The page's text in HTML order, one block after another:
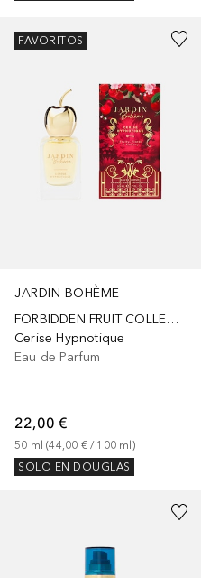
JARDIN BOHÈME
FORBIDDEN FRUIT COLLECTION
Cerise Hypnotique
Eau de Parfum
22,00 €
50 ml (44,00 € / 100 ml)
SOLO EN DOUGLAS
FAVORITOS